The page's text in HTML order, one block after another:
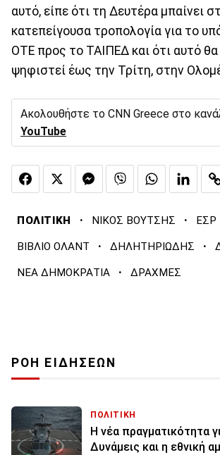
αυτό, είπε ότι τη Δευτέρα μπαίνει
κατεπείγουσα τροπολογία για το
ΟΤΕ προς το ΤΑΙΠΕΔ και ότι αυτό θα
ψηφιστεί έως την Τρίτη, στην
Ακολουθήστε το CNN Greece στο
YouTube
ΠΟΛΙΤΙΚΗ · ΝΙΚΟΣ ΒΟΥΤΣΗΣ · ΕΣΡ
ΒΙΒΛΙΟ ΟΛΑΝΤ · ΔΗΛΗΤΗΡΙΩΔΗΣ ·
ΝΕΑ ΔΗΜΟΚΡΑΤΙΑ · ΔΡΑΧΜΕΣ
ΡΟΗ ΕΙΔΗΣΕΩΝ
ΠΟΛΙΤΙΚΗ
Η νέα πραγματικότητα
Δυνάμεις και η εθνική